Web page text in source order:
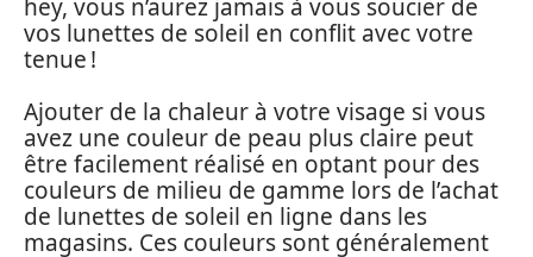
hey, vous n’aurez jamais à vous soucier de
vos lunettes de soleil en conflit avec votre
tenue !
Ajouter de la chaleur à votre visage si vous
avez une couleur de peau plus claire peut
être facilement réalisé en optant pour des
couleurs de milieu de gamme lors de l’achat
de lunettes de soleil en ligne dans les
magasins. Ces couleurs sont généralement